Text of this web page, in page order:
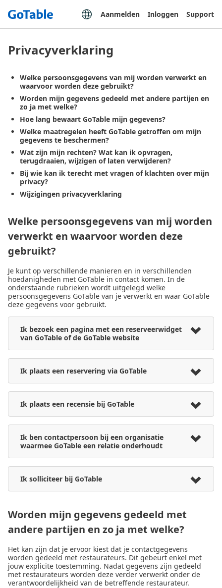
Aanmelden Inloggen Support
Privacyverklaring
Welke persoonsgegevens van mij worden verwerkt en
waarvoor worden deze gebruikt?
Worden mijn gegevens gedeeld met andere partijen en
zo ja met welke?
Hoe lang bewaart GoTable mijn gegevens?
Welke maatregelen heeft GoTable getroffen om mijn
gegevens te beschermen?
Wat zijn mijn rechten? Wat kan ik opvragen,
terugdraaien, wijzigen of laten verwijderen?
Bij wie kan ik terecht met vragen of klachten over mijn
privacy?
Wijzigingen privacyverklaring
Welke persoonsgegevens van mij worden
verwerkt en waarvoor worden deze
gebruikt?
Je kunt op verschillende manieren en in verschillenden
hoedanigheden met GoTable in contact komen. In de
onderstaande rubrieken wordt uitgelegd welke
persoonsgegevens GoTable van je verwerkt en waar GoTable
deze gegevens voor gebruikt.
Ik bezoek een pagina met een reserveerwidget
van GoTable of de GoTable website
Ik plaats een reservering via GoTable
Ik plaats een recensie bij GoTable
Ik ben contactpersoon bij een organisatie
waarmee GoTable een relatie onderhoudt
Ik solliciteer bij GoTable
Worden mijn gegevens gedeeld met
andere partijen en zo ja met welke?
Het kan zijn dat je ervoor kiest dat je contactgegevens
worden gedeeld met restaurateurs. Dit gebeurt enkel met
jouw explicite toestemming. Nadat gegevens zijn gedeeld
met restaurateurs worden deze verder verwerkt onder de
verantwoordelijkheid van de betreffende restaurateur.